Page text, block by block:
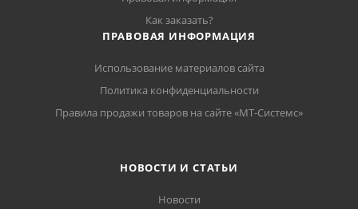
Как заказать?
ПРАВОВАЯ ИНФОРМАЦИЯ
Использование материалов сайта
Политика конфиденциальности
Правила продажи товаров на сайте «МТ-Системс»
НОВОСТИ И СТАТЬИ
Новости